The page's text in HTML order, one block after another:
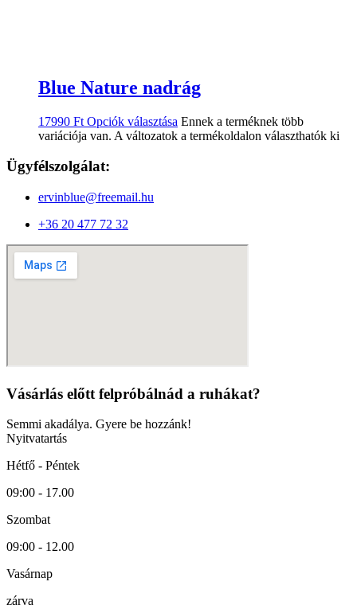
Blue Nature nadrág
17990 Ft Opciók választása Ennek a terméknek több
variációja van. A változatok a termékoldalon választhatók ki
Ügyfélszolgálat:
ervinblue@freemail.hu
+36 20 477 72 32
Vásárlás előtt felpróbálnád a ruhákat?
Semmi akadálya. Gyere be hozzánk!
Nyitvatartás
Hétfő - Péntek
09:00 - 17.00
Szombat
09:00 - 12.00
Vasárnap
zárva